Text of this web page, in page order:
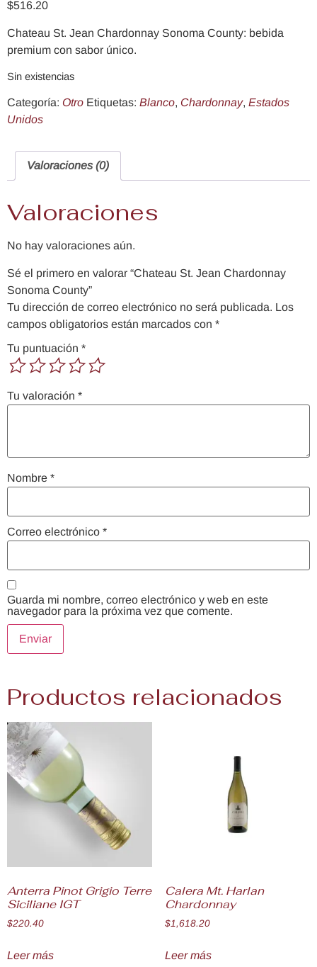
$516.20
Chateau St. Jean Chardonnay Sonoma County: bebida
premium con sabor único.
Sin existencias
Categoría: Otro Etiquetas: Blanco, Chardonnay, Estados
Unidos
Valoraciones (0)
Valoraciones
No hay valoraciones aún.
Sé el primero en valorar “Chateau St. Jean Chardonnay
Sonoma County”
Tu dirección de correo electrónico no será publicada. Los
campos obligatorios están marcados con *
Tu puntuación *
Tu valoración *
Nombre *
Correo electrónico *
Guarda mi nombre, correo electrónico y web en este
navegador para la próxima vez que comente.
Productos relacionados
Anterra Pinot Grigio Terre
Siciliane IGT
$220.40
Leer más
Calera Mt. Harlan
Chardonnay
$1,618.20
Leer más